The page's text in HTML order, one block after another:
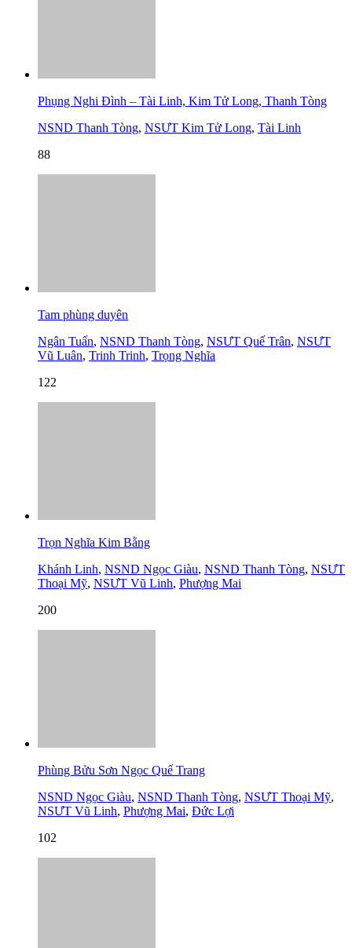
Phụng Nghi Đình – Tài Linh, Kim Tử Long, Thanh Tòng
NSND Thanh Tòng, NSƯT Kim Tử Long, Tài Linh
88
Tam phùng duyên
Ngân Tuấn, NSND Thanh Tòng, NSƯT Quế Trân, NSƯT
Vũ Luân, Trinh Trinh, Trọng Nghĩa
122
Trọn Nghĩa Kim Bằng
Khánh Linh, NSND Ngọc Giàu, NSND Thanh Tòng, NSƯT
Thoại Mỹ, NSƯT Vũ Linh, Phượng Mai
200
Phùng Bửu Sơn Ngọc Quế Trang
NSND Ngọc Giàu, NSND Thanh Tòng, NSƯT Thoại Mỹ,
NSƯT Vũ Linh, Phượng Mai, Đức Lợi
102